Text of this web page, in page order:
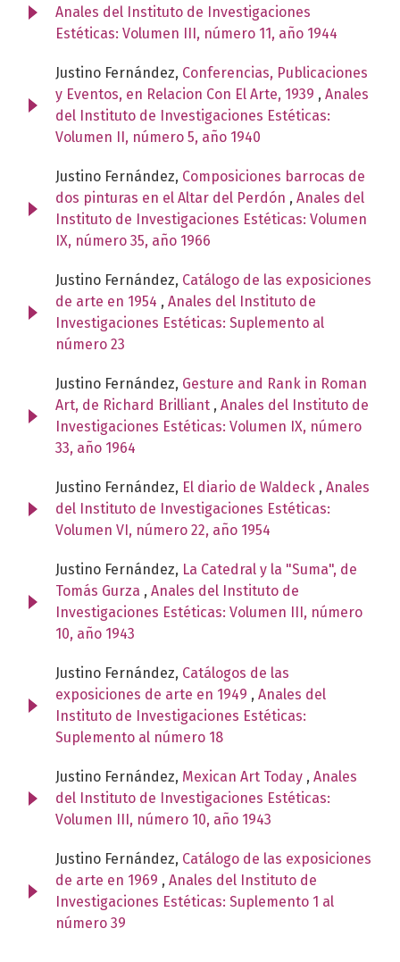
Anales del Instituto de Investigaciones
Estéticas: Volumen III, número 11, año 1944
Justino Fernández, Conferencias, Publicaciones
y Eventos, en Relacion Con El Arte, 1939 , Anales
del Instituto de Investigaciones Estéticas:
Volumen II, número 5, año 1940
Justino Fernández, Composiciones barrocas de
dos pinturas en el Altar del Perdón , Anales del
Instituto de Investigaciones Estéticas: Volumen
IX, número 35, año 1966
Justino Fernández, Catálogo de las exposiciones
de arte en 1954 , Anales del Instituto de
Investigaciones Estéticas: Suplemento al
número 23
Justino Fernández, Gesture and Rank in Roman
Art, de Richard Brilliant , Anales del Instituto de
Investigaciones Estéticas: Volumen IX, número
33, año 1964
Justino Fernández, El diario de Waldeck , Anales
del Instituto de Investigaciones Estéticas:
Volumen VI, número 22, año 1954
Justino Fernández, La Catedral y la "Suma", de
Tomás Gurza , Anales del Instituto de
Investigaciones Estéticas: Volumen III, número
10, año 1943
Justino Fernández, Catálogos de las
exposiciones de arte en 1949 , Anales del
Instituto de Investigaciones Estéticas:
Suplemento al número 18
Justino Fernández, Mexican Art Today , Anales
del Instituto de Investigaciones Estéticas:
Volumen III, número 10, año 1943
Justino Fernández, Catálogo de las exposiciones
de arte en 1969 , Anales del Instituto de
Investigaciones Estéticas: Suplemento 1 al
número 39